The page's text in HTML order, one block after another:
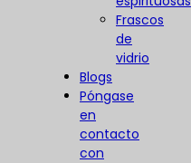
Frascos
de
vidrio
Blogs
Póngase
en
contacto
con